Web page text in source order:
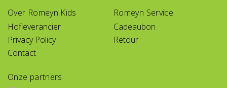
Over Romeyn Kids
Hofleverancier
Privacy Policy
Contact
Romeyn Service
Cadeaubon
Retour
Onze partners